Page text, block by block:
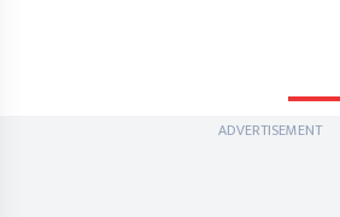
ADVERTISEMENT